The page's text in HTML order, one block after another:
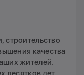
качества
жителей.